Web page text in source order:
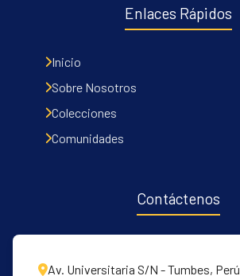
Communities & Collections
All of DSpace
Statistics
Enlaces Rápidos
Inicio
Sobre Nosotros
Colecciones
Comunidades
Contáctenos
Av. Universitaria S/N - Tumbes, Perú